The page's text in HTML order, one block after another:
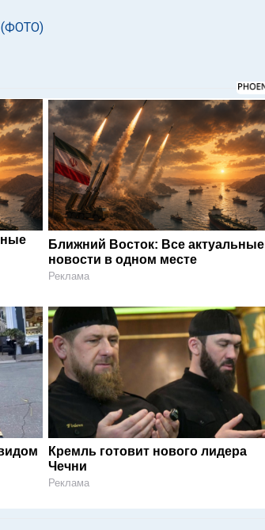
(ФОТО)
Ближний Восток: Все актуальные
новости в одном месте
Реклама
Кремль готовит нового лидера
Чечни
Реклама